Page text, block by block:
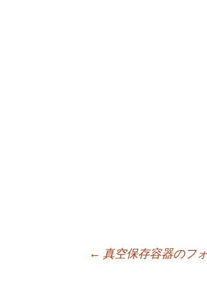
← 真空保存容器のフ